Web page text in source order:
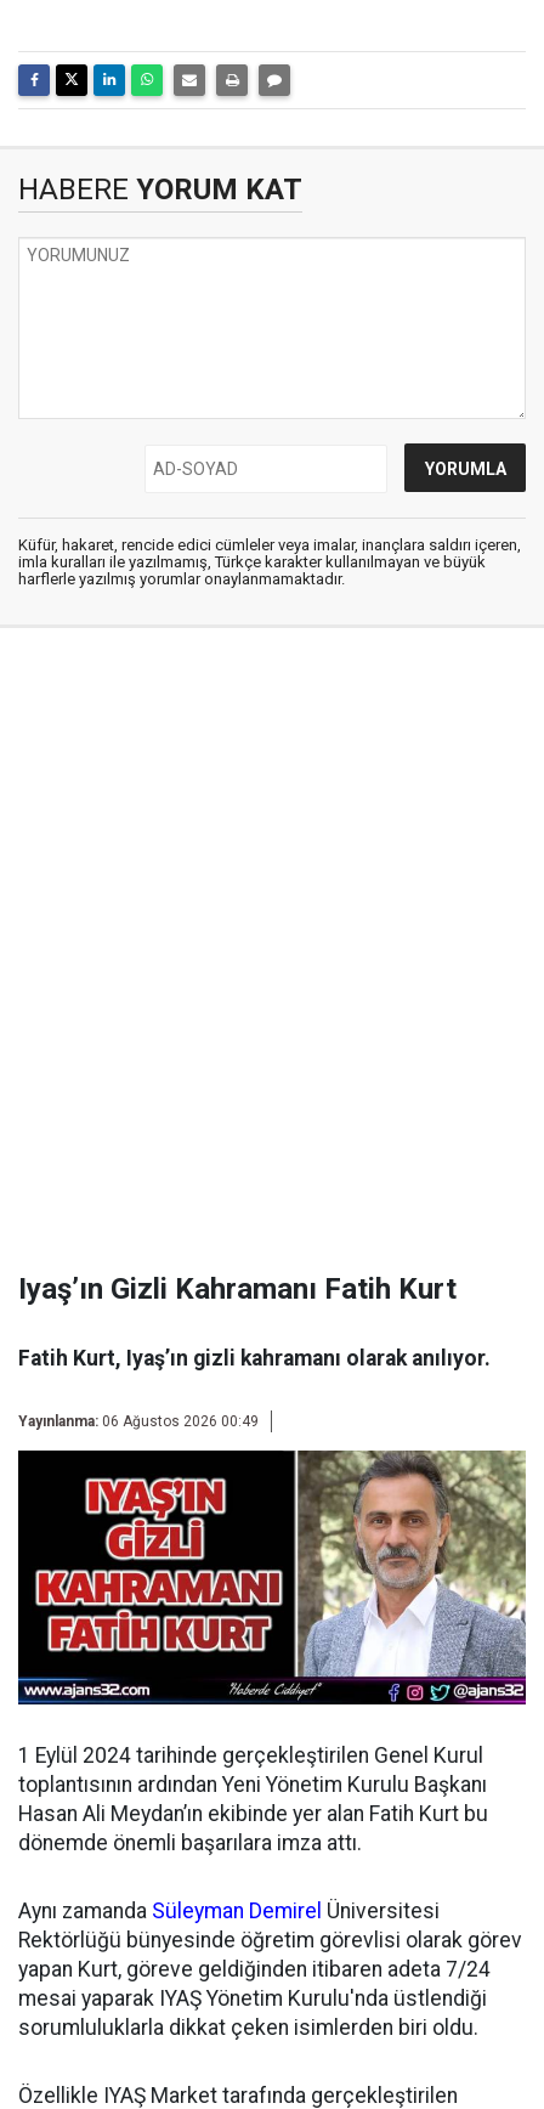
HABERE YORUM KAT
Küfür, hakaret, rencide edici cümleler veya imalar, inançlara saldırı içeren,
imla kuralları ile yazılmamış, Türkçe karakter kullanılmayan ve büyük
harflerle yazılmış yorumlar onaylanmamaktadır.
Iyaş’ın Gizli Kahramanı Fatih Kurt
Fatih Kurt, Iyaş’ın gizli kahramanı olarak anılıyor.
Yayınlanma: 06 Ağustos 2026 00:49
1 Eylül 2024 tarihinde gerçekleştirilen Genel Kurul
toplantısının ardından Yeni Yönetim Kurulu Başkanı
Hasan Ali Meydan’ın ekibinde yer alan Fatih Kurt bu
dönemde önemli başarılara imza attı.
Aynı zamanda Süleyman Demirel Üniversitesi
Rektörlüğü bünyesinde öğretim görevlisi olarak görev
yapan Kurt, göreve geldiğinden itibaren adeta 7/24
mesai yaparak IYAŞ Yönetim Kurulu'nda üstlendiği
sorumluluklarla dikkat çeken isimlerden biri oldu.
Özellikle IYAŞ Market tarafında gerçekleştirilen